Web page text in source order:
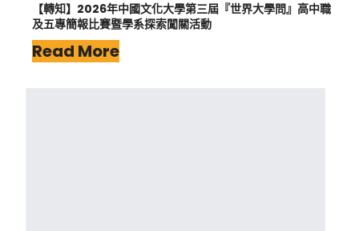
【轉知】2026年中國文化大學第三屆『世界大學問』高中職
及五專簡報比賽暨學系探索闖關活動
Read More